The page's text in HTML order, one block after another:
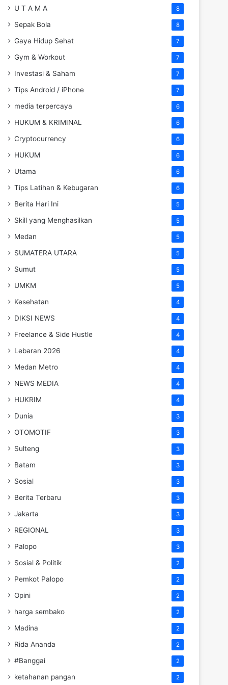
U T A M A 8
Sepak Bola 8
Gaya Hidup Sehat 7
Gym & Workout 7
Investasi & Saham 7
Tips Android / iPhone 7
media terpercaya 6
HUKUM & KRIMINAL 6
Cryptocurrency 6
HUKUM 6
Utama 6
Tips Latihan & Kebugaran 6
Berita Hari Ini 5
Skill yang Menghasilkan 5
Medan 5
SUMATERA UTARA 5
Sumut 5
UMKM 5
Kesehatan 4
DIKSI NEWS 4
Freelance & Side Hustle 4
Lebaran 2026 4
Medan Metro 4
NEWS MEDIA 4
HUKRIM 4
Dunia 3
OTOMOTIF 3
Sulteng 3
Batam 3
Sosial 3
Berita Terbaru 3
Jakarta 3
REGIONAL 3
Palopo 3
Sosial & Politik 2
Pemkot Palopo 2
Opini 2
harga sembako 2
Madina 2
Rida Ananda 2
#Banggai 2
ketahanan pangan 2